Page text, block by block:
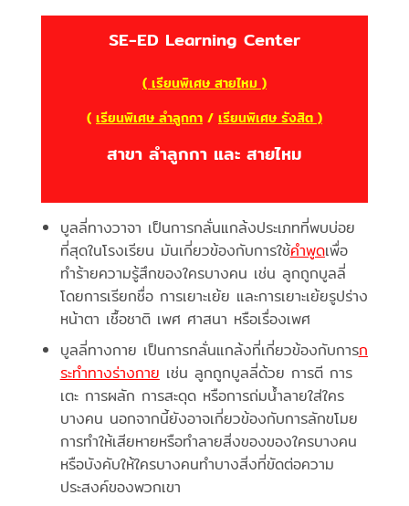
SE-ED Learning Center
( เรียนพิเศษ สายไหม )
( เรียนพิเศษ ลำลูกกา / เรียนพิเศษ รังสิต )
สาขา ลำลูกกา และ สายไหม
บูลลี่ทางวาจา เป็นการกลั่นแกล้งประเภทที่พบบ่อย
ที่สุดในโรงเรียน มันเกี่ยวข้องกับการใช้คำพูดเพื่อ
ทำร้ายความรู้สึกของใครบางคน เช่น ลูกถูกบูลลี่
โดยการเรียกชื่อ การเยาะเย้ย และการเยาะเย้ยรูปร่าง
หน้าตา เชื้อชาติ เพศ ศาสนา หรือเรื่องเพศ
บูลลี่ทางกาย เป็นการกลั่นแกล้งที่เกี่ยวข้องกับการก
ระทำทางร่างกายเช่น ลูกถูกบูลลี่ด้วย การตี การ
เตะ การผลัก การสะดุด หรือการถ่มน้ำลายใส่ใคร
บางคน นอกจากนี้ยังอาจเกี่ยวข้องกับการลักขโมย
การทำให้เสียหายหรือทำลายสิ่งของของใครบางคน
หรือบังคับให้ใครบางคนทำบางสิ่งที่ขัดต่อความ
ประสงค์ของพวกเขา